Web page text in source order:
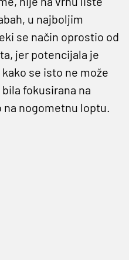
u najboljim
se način oprostio od
jer potencijala je
se isto ne može
fokusirana na
na nogometnu loptu.